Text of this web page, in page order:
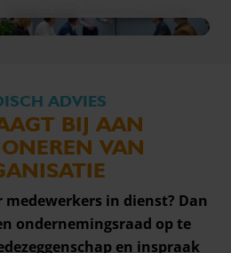
ADVIES
BIJ AAN
VAN
in dienst? Dan
ondernemingsraad op te
en inspraak